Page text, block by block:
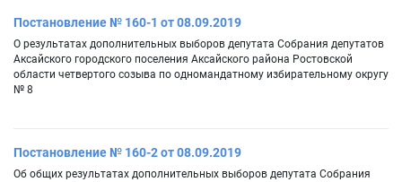
Постановление № 160-1 от 08.09.2019
О результатах дополнительных выборов депутата Собрания депутатов
Аксайского городского поселения Аксайского района Ростовской
области четвертого созыва по одномандатному избирательному округу
№ 8
Постановление № 160-2 от 08.09.2019
Об общих результатах дополнительных выборов депутата Собрания